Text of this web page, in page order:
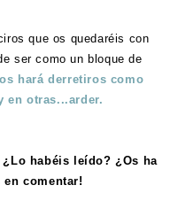
que os quedaréis con
ser como un bloque de
hará derretiros como
en otras...arder.
habéis leído? ¿Os ha
en comentar!